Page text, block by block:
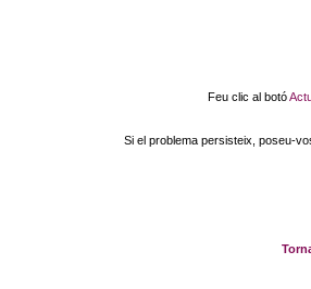
Feu clic al botó
Si el problema persisteix, poseu-